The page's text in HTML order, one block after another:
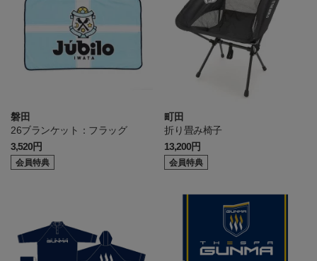
磐田
26ブランケット：フラッグ
3,520円
会員特典
町田
折り畳み椅子
13,200円
会員特典